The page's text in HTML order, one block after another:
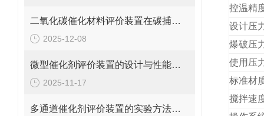
二氧化碳催化材料评价装置在碳捕集与利用中的应用说明
2025-12-08
微型催化剂评价装置的设计与性能优势概述
2025-11-17
多通道催化剂评价装置的实验方法与操作技巧分析
控温精
设计压
爆破压
使用压
标准材
搅拌速